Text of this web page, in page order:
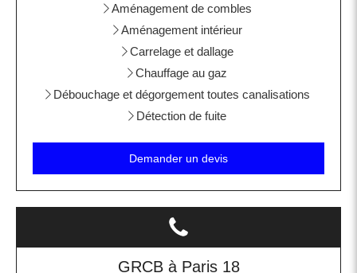
Aménagement de combles
Aménagement intérieur
Carrelage et dallage
Chauffage au gaz
Débouchage et dégorgement toutes canalisations
Détection de fuite
Demander un devis
GRCB à Paris 18